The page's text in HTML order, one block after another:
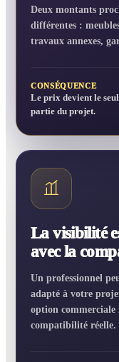
Deux montants
différentes :
travaux annexes,
CONSÉQUENCE
Le prix devient le
partie du projet.
La visibilité
avec la
Un professionnel
adapté à votre
option
compatibilité réelle.